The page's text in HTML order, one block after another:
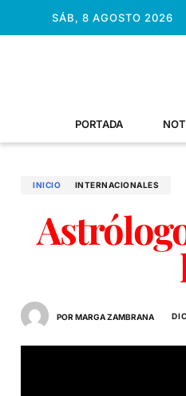
SÁB, 8 AGOSTO 2026
PORTADA
INICIO INTERNACIONALES
POR MARGA ZAMBRANA